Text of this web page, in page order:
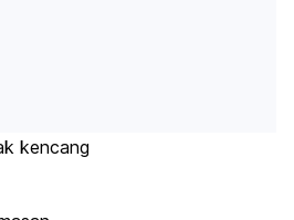
kencang